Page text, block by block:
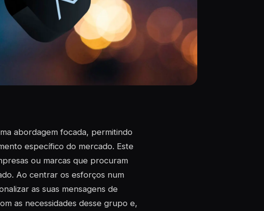
abordagem focada, permitindo
específico do mercado. Este
ou marcas que procuram
Ao centrar os esforços num
as suas mensagens de
as necessidades desse grupo e,